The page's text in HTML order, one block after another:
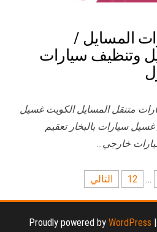
المسايل /
/ غسيل وتنظيف سيارات
متنقل المسايل الكويت غسيل
سيارات بالبخار تعقيم
خارجي…
…
12 التالي
Proudly powered by WordPress |